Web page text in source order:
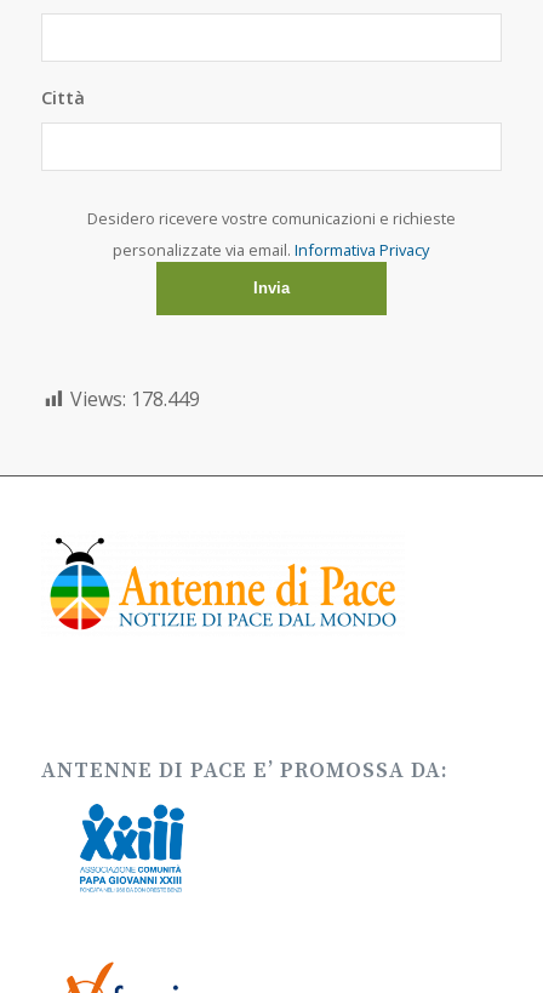
Città
Desidero ricevere vostre comunicazioni e richieste
personalizzate via email.Informativa Privacy
Views: 178.449
ANTENNE DI PACE E’ PROMOSSA DA: